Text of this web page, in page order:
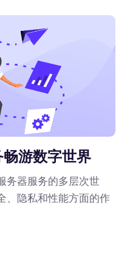
游数字世界
务器服务的多层次世
、隐私和性能方面的作